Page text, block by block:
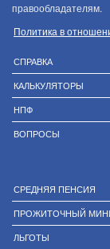
правообладателям.
Политика в
СПРАВКА
КАЛЬКУЛЯТОРЫ
НПФ
ВОПРОСЫ
СРЕДНЯЯ ПЕНСИЯ
ПРОЖИТОЧНЫЙ
ЛЬГОТЫ